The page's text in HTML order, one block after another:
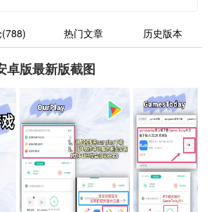
热门文章 历史版本
卓版最新版截图